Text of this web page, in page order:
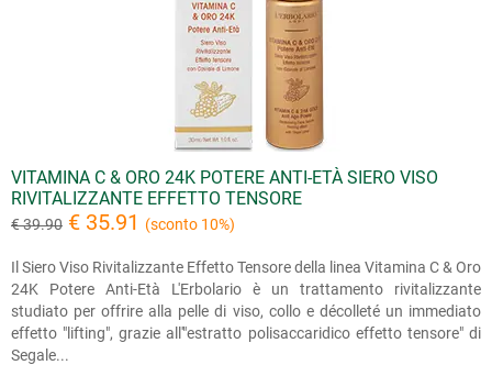
VITAMINA C & ORO 24K POTERE ANTI-ETÀ SIERO VISO
RIVITALIZZANTE EFFETTO TENSORE
€ 39.90 € 35.91 (sconto 10%)
Il Siero Viso Rivitalizzante Effetto Tensore della linea Vitamina C & Oro
24K Potere Anti-Età L'Erbolario è un trattamento rivitalizzante
studiato per offrire alla pelle di viso, collo e décolleté un immediato
effetto "lifting", grazie all'"estratto polisaccaridico effetto tensore" di
Segale...